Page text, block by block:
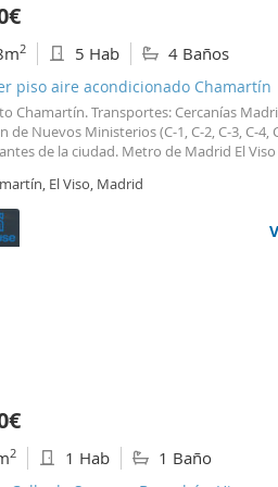
2 5 Hab 4 Baños
piso aire acondicionado Chamartín
Chamartín. Transportes: Cercanías
de Nuevos Ministerios (C-1, C-2, C-3, C-4,
de la ciudad. Metro de Madrid El
(Colindante) Nuevos Ministerios (L6, L8 y
Argentina (L6)
CASAS EXCEPCIONALES.
El Viso, Madrid
2 1 Hab 1 Baño